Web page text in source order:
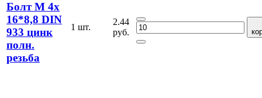
Болт М 4х
16*8,8 DIN
933 цинк
полн.
резьба
1 шт.
2.44
руб.